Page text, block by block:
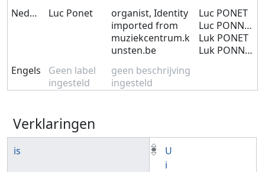
Nederlands
Luc Ponet
organist, Identity
imported from
muziekcentrum.k
unsten.be
Luc PONET
Luc PONNET
Luk PONET
Luk PONNET
Engels
Geen label
ingesteld
geen beschrijving
ingesteld
Verklaringen
is
U
i